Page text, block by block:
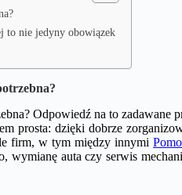
to nie jedyny obowiązek
Odpowiedź na to zadawane
prosta: dzięki dobrze
firm, w tym między innymi
wymianę auta czy serwis